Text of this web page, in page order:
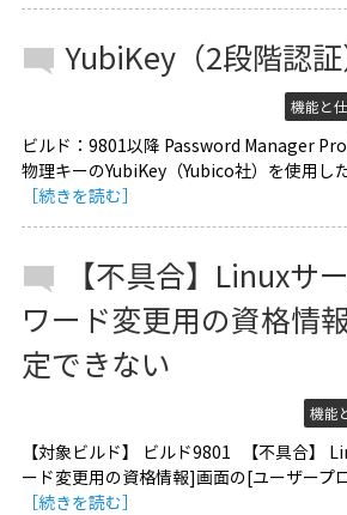
YubiKey（2段階認証
機能と
ビルド：9801以降 Password Manager Pro
物理キーのYubiKey（Yubico社）を使用
［続きを読む］
【不具合】Linuxサ
ワード変更用の資格情
定できない
機能
【対象ビルド】 ビルド9801 【不具合】
ード変更用の資格情報]画面の[ユーザー
［続きを読む］